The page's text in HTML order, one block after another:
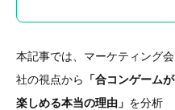
本記事では、マーケティング会
社の視点から
「合コンゲームが
楽しめる本当の理由」 を分析